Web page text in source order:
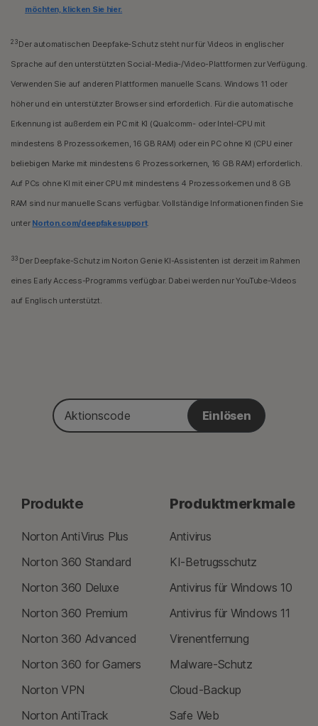
möchten, klicken Sie hier.
23 Der automatischen Deepfake-Schutz steht nur für Videos in englischer
Sprache auf den unterstützten Social-Media-/Video-Plattformen zur Verfügung.
Verwenden Sie auf anderen Plattformen manuelle Scans. Windows 11 oder
höher und ein unterstützter Browser sind erforderlich. Für die automatische
Erkennung ist außerdem ein PC mit KI (Qualcomm- oder Intel-CPU mit
mindestens 8 Prozessorkernen, 16 GB RAM) oder ein PC ohne KI (CPU einer
beliebigen Marke mit mindestens 6 Prozessorkernen, 16 GB RAM) erforderlich.
Auf PCs ohne KI mit einer CPU mit mindestens 4 Prozessorkernen und 8 GB
RAM sind nur manuelle Scans verfügbar. Vollständige Informationen finden Sie
unter Norton.com/deepfakesupport.
33Der Deepfake-Schutz im Norton Genie KI-Assistenten ist derzeit im Rahmen
eines Early Access-Programms verfügbar. Dabei werden nur YouTube-Videos
auf Englisch unterstützt.
Aktionscode
Einlösen
Produkte
Norton AntiVirus Plus
Norton 360 Standard
Norton 360 Deluxe
Norton 360 Premium
Norton 360 Advanced
Norton 360 for Gamers
Norton VPN
Norton AntiTrack
Produktmerkmale
Antivirus
KI-Betrugsschutz
Antivirus für Windows 10
Antivirus für Windows 11
Virenentfernung
Malware-Schutz
Cloud-Backup
Safe Web